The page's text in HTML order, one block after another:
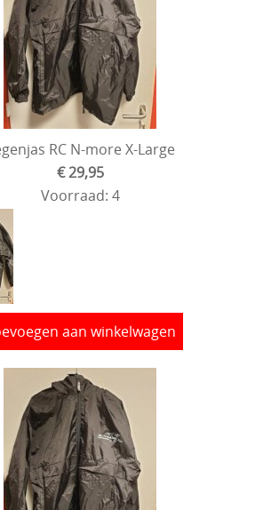
RC N-more X-Large
€ 29,95
Voorraad: 4
aan winkelwagen